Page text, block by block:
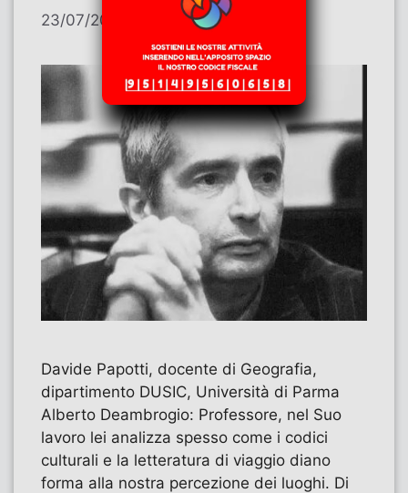
23/07/2026 Alberto Deambrogio
Davide Papotti, docente di Geografia,
dipartimento DUSIC, Università di Parma
Alberto Deambrogio: Professore, nel Suo
lavoro lei analizza spesso come i codici
culturali e la letteratura di viaggio diano
forma alla nostra percezione dei luoghi. Di